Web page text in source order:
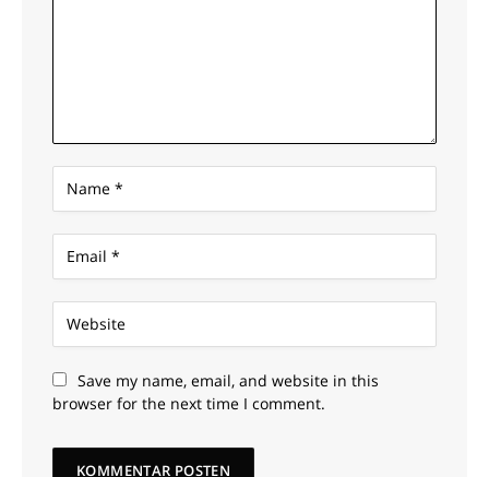
Save my name, email, and website in this
browser for the next time I comment.